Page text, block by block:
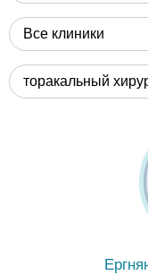
Все клиники
торакальный